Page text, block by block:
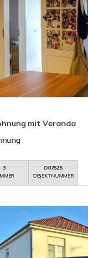
mit Veranda
3
D07525
OBJEKTNUMMER